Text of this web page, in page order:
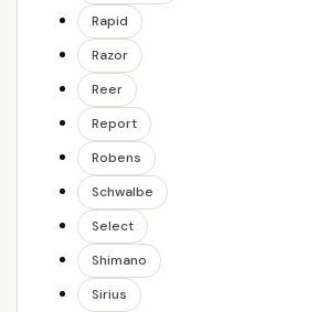
Rapid
Razor
Reer
Report
Robens
Schwalbe
Select
Shimano
Sirius